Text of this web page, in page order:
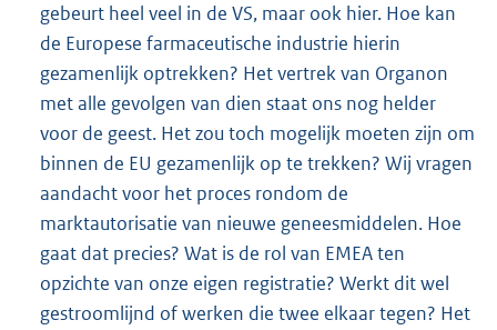
gebeurt heel veel in de VS, maar ook hier. Hoe kan
de Europese farmaceutische industrie hierin
gezamenlijk optrekken? Het vertrek van Organon
met alle gevolgen van dien staat ons nog helder
voor de geest. Het zou toch mogelijk moeten zijn om
binnen de EU gezamenlijk op te trekken? Wij vragen
aandacht voor het proces rondom de
marktautorisatie van nieuwe geneesmiddelen. Hoe
gaat dat precies? Wat is de rol van EMEA ten
opzichte van onze eigen registratie? Werkt dit wel
gestroomlijnd of werken die twee elkaar tegen? Het